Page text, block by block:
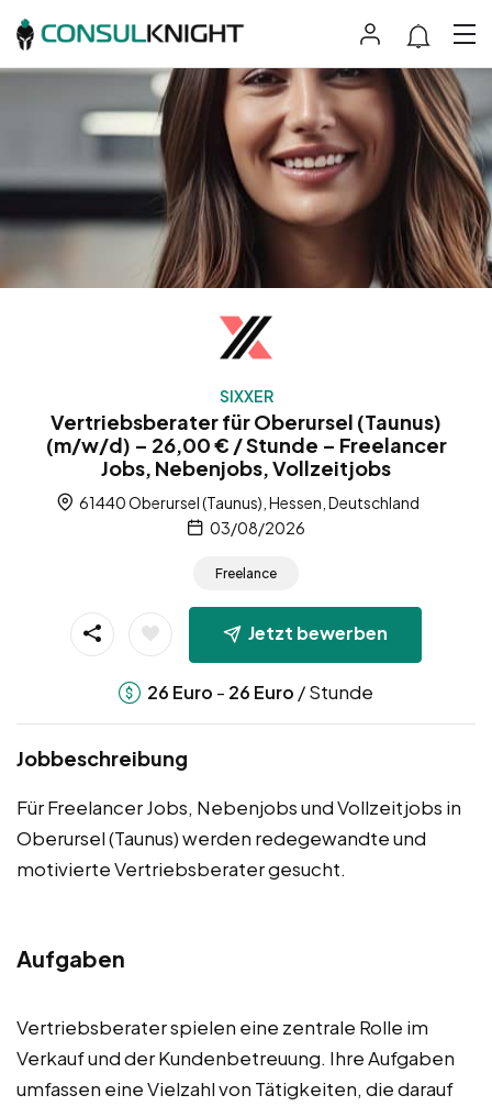
SIXXER
Vertriebsberater für Oberursel (Taunus)
(m/w/d) – 26,00 € / Stunde – Freelancer
Jobs, Nebenjobs, Vollzeitjobs
61440 Oberursel (Taunus), Hessen, Deutschland
03/08/2026
Freelance
Jetzt bewerben
26 Euro - 26 Euro / Stunde
Jobbeschreibung
Für Freelancer Jobs, Nebenjobs und Vollzeitjobs in
Oberursel (Taunus) werden redegewandte und
motivierte Vertriebsberater gesucht.
Aufgaben
Vertriebsberater spielen eine zentrale Rolle im
Verkauf und der Kundenbetreuung. Ihre Aufgaben
umfassen eine Vielzahl von Tätigkeiten, die darauf